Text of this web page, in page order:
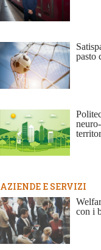
pasto
AZIENDE E SERVIZI
con i